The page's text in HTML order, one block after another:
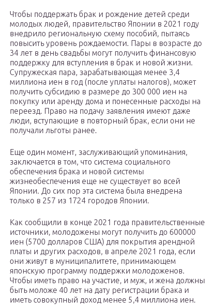
Чтобы поддержать брак и рождение детей среди
молодых людей, правительство Японии в 2021 году
внедрило региональную схему пособий, пытаясь
повысить уровень рождаемости. Пары в возрасте до
34 лет в день свадьбы могут получить финансовую
поддержку для вступления в брак и новой жизни.
Супружеская пара, зарабатывающая менее 3,4
миллиона иен в год (после уплаты налогов), может
получить субсидию в размере до 300 000 иен на
покупку или аренду дома и понесенные расходы на
переезд. Право на подачу заявления имеют даже
люди, вступающие в повторный брак, если они не
получали льготы ранее.
Еще один момент, заслуживающий упоминания,
заключается в том, что система социального
обеспечения брака и новой системы
жизнеобеспечения еще не существует во всей
Японии. До сих пор эта система была внедрена
только в 257 из 1724 городов Японии.
Как сообщили в конце 2021 года правительственные
источники, молодожены могут получить до 600000
иен (5700 долларов США) для покрытия арендной
платы и других расходов, в апреле 2021 года, если
они живут в муниципалитете, принимающем
японскую программу поддержки молодоженов.
Чтобы иметь право на участие, и муж, и жена должны
быть моложе 40 лет на дату регистрации брака и
иметь совокупный доход менее 5,4 миллиона иен.